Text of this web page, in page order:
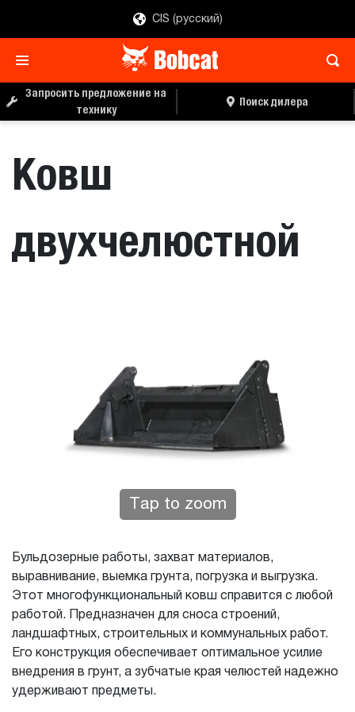
CIS (русский)
Запросить предложение на
технику
Поиск дилера
Ковш
двухчелюстной
Tap to zoom
Бульдозерные работы, захват материалов,
выравнивание, выемка грунта, погрузка и выгрузка.
Этот многофункциональный ковш справится с любой
работой. Предназначен для сноса строений,
ландшафтных, строительных и коммунальных работ.
Его конструкция обеспечивает оптимальное усилие
внедрения в грунт, а зубчатые края челюстей надежно
удерживают предметы.
ЗАПРОС ЦЕНЫ ПОИСК ДИЛЕРА